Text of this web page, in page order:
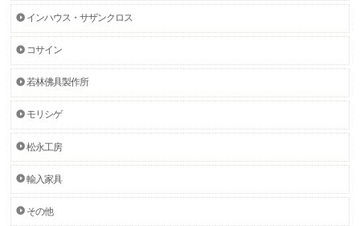
インハウス・サザンクロス
コサイン
若林佛具製作所
モリシゲ
松永工房
輸入家具
その他